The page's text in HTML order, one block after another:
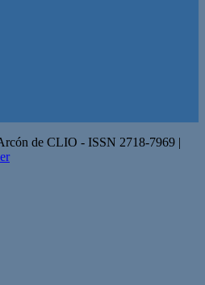
de CLIO - ISSN 2718-7969 |